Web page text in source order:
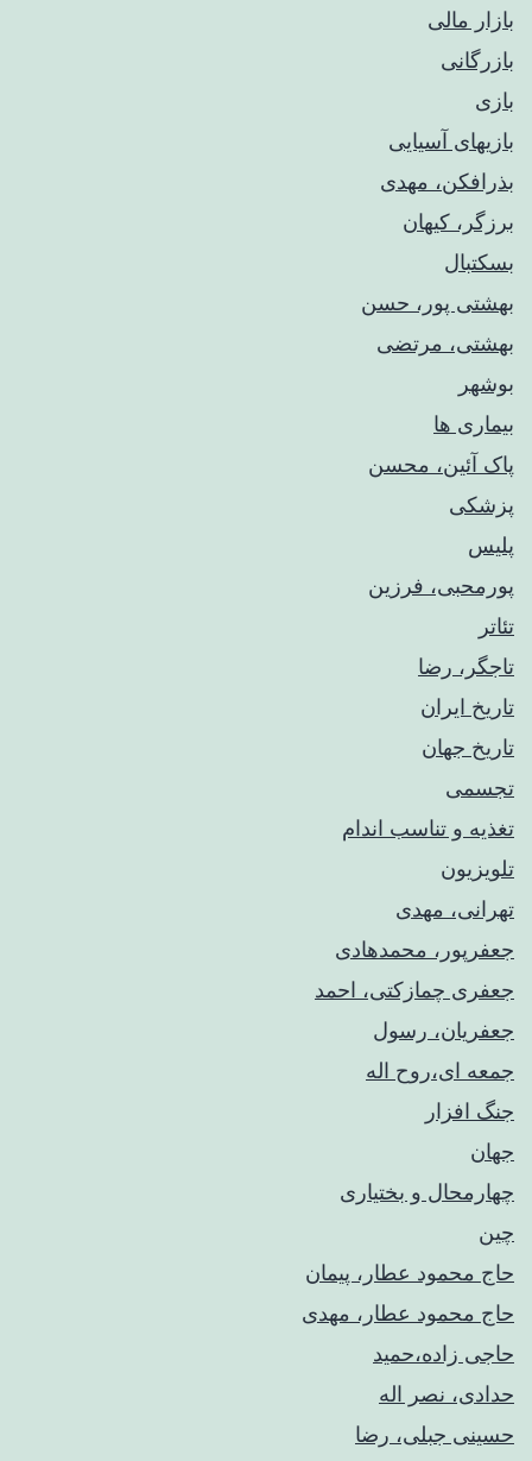
بازار مالی
بازرگانی
بازی
بازیهای آسیایی
بذرافکن، مهدی
برزگر، کیهان
بسکتبال
بهشتی پور، حسن
بهشتی، مرتضی
بوشهر
بیماری ها
پاک آئین، محسن
پزشکی
پلیس
پورمحبی، فرزین
تئاتر
تاجگر، رضا
تاریخ ایران
تاریخ جهان
تجسمی
تغذیه و تناسب اندام
تلویزیون
تهرانی، مهدی
جعفرپور، محمدهادی
جعفری چمازکتی، احمد
جعفریان، رسول
جمعه ای،روح اله
جنگ افزار
جهان
چهارمحال و بختیاری
چین
حاج محمود عطار، پیمان
حاج محمود عطار، مهدی
حاجی زاده،حمید
حدادی، نصر اله
حسینی جبلی، رضا